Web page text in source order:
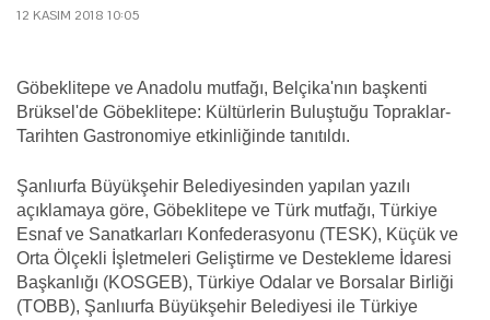
12 KASIM 2018 10:05
Göbeklitepe ve Anadolu mutfağı, Belçika'nın başkenti
Brüksel'de Göbeklitepe: Kültürlerin Buluştuğu Topraklar-
Tarihten Gastronomiye etkinliğinde tanıtıldı.
Şanlıurfa Büyükşehir Belediyesinden yapılan yazılı
açıklamaya göre, Göbeklitepe ve Türk mutfağı, Türkiye
Esnaf ve Sanatkarları Konfederasyonu (TESK), Küçük ve
Orta Ölçekli İşletmeleri Geliştirme ve Destekleme İdaresi
Başkanlığı (KOSGEB), Türkiye Odalar ve Borsalar Birliği
(TOBB), Şanlıurfa Büyükşehir Belediyesi ile Türkiye